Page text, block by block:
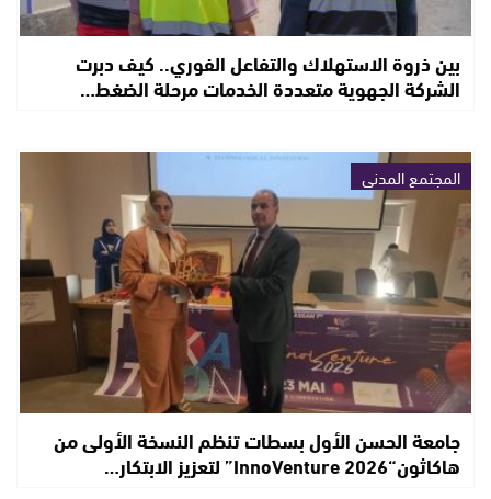
بين ذروة الاستهلاك والتفاعل الفوري.. كيف دبرت
الشركة الجهوية متعددة الخدمات مرحلة الضغط…
المجتمع المدني
جامعة الحسن الأول بسطات تنظم النسخة الأولى من
هاكاثون“InnoVenture 2026” لتعزيز الابتكار…